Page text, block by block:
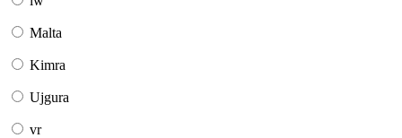
Malta
Kimra
Ujgura
vr